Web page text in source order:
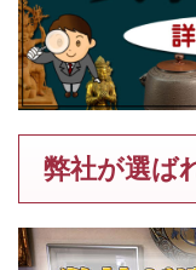
弊社が選ば